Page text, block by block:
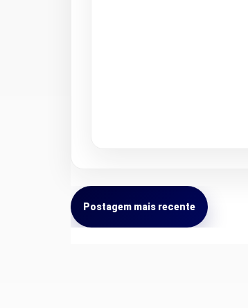
Postagem mais recente